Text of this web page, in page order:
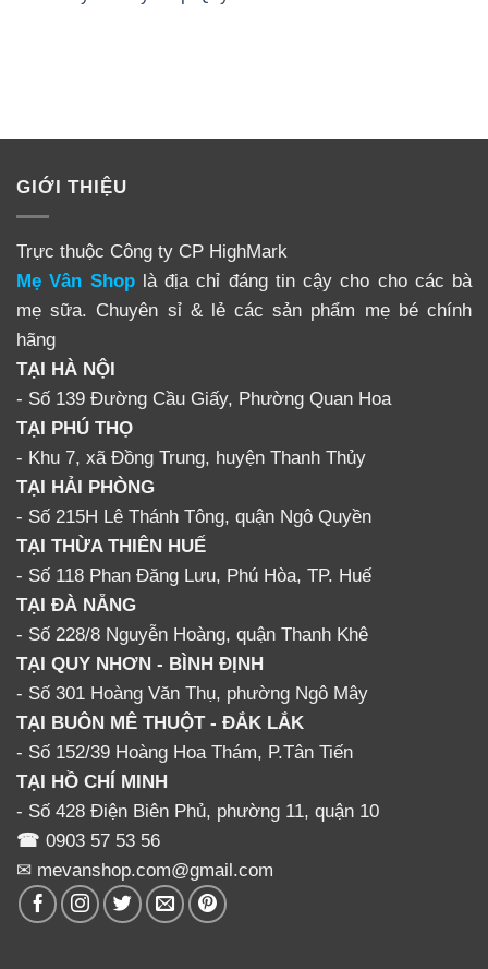
GIỚI THIỆU
Trực thuộc Công ty CP HighMark
Mẹ Vân Shoplà địa chỉ đáng tin cậy cho cho các bà
mẹ sữa. Chuyên sỉ & lẻ các sản phẩm mẹ bé chính
hãng
TẠI HÀ NỘI
- Số 139 Đường Cầu Giấy, Phường Quan Hoa
TẠI PHÚ THỌ
- Khu 7, xã Đồng Trung, huyện Thanh Thủy
TẠI HẢI PHÒNG
- Số 215H Lê Thánh Tông, quận Ngô Quyền
TẠI THỪA THIÊN HUẾ
- Số 118 Phan Đăng Lưu, Phú Hòa, TP. Huế
TẠI ĐÀ NẴNG
- Số 228/8 Nguyễn Hoàng, quận Thanh Khê
TẠI QUY NHƠN - BÌNH ĐỊNH
- Số 301 Hoàng Văn Thụ, phường Ngô Mây
TẠI BUÔN MÊ THUỘT - ĐẮK LẮK
- Số 152/39 Hoàng Hoa Thám, P.Tân Tiến
TẠI HỒ CHÍ MINH
- Số 428 Điện Biên Phủ, phường 11, quận 10
☎ 0903 57 53 56
✉ mevanshop.com@gmail.com